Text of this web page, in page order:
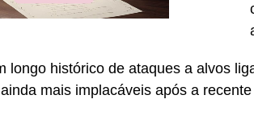
longo histórico de ataques a alvos
mais implacáveis ​​após a